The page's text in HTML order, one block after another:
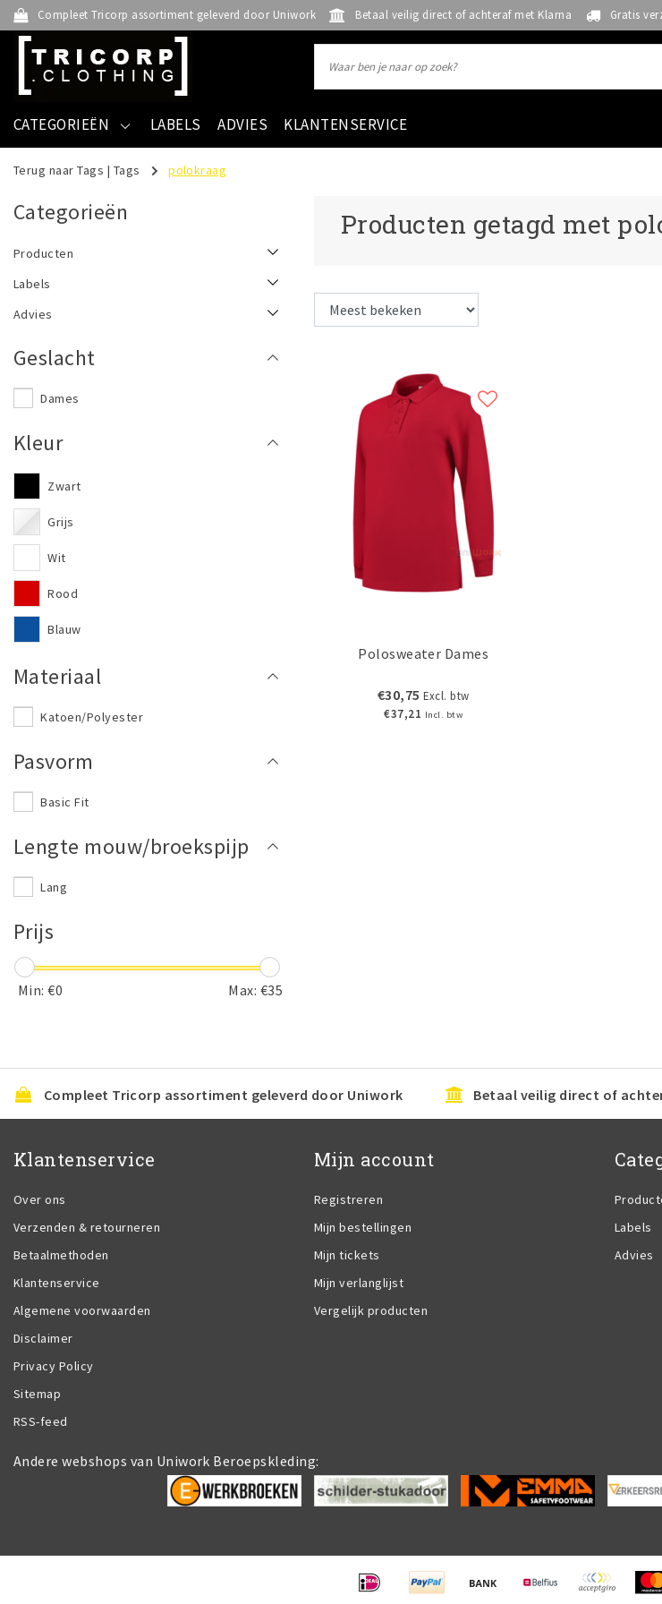
Compleet Tricorp assortiment geleverd door Uniwork Betaal veilig direct of achteraf met Klarna Gratis
CATEGORIEËN LABELS ADVIES KLANTENSERVICE
Terug naar Tags | Tags polokraag
Categorieën
Producten
Labels
Advies
Geslacht
Dames
Kleur
Zwart
Grijs
Wit
Rood
Blauw
Materiaal
Katoen/Polyester
Pasvorm
Basic Fit
Lengte mouw/broekspijp
Lang
Prijs
Min: €0 Max: €35
Producten getagd met
Polosweater Dames
€30,75 Excl. btw
€37,21 Incl. btw
Compleet Tricorp assortiment geleverd door Uniwork Betaal veilig direct of
Klantenservice
Over ons
Verzenden & retourneren
Betaalmethoden
Klantenservice
Algemene voorwaarden
Disclaimer
Privacy Policy
Sitemap
RSS-feed
Mijn account
Registreren
Mijn bestellingen
Mijn tickets
Mijn verlanglijst
Vergelijk producten
Labels
Advies
Andere webshops van Uniwork Beroepskleding: